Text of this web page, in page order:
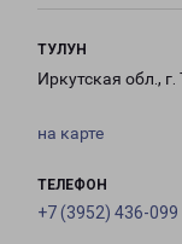
ТУЛУН
Иркутская обл.,
на карте
ТЕЛЕФОН
+7 (3952) 436-099